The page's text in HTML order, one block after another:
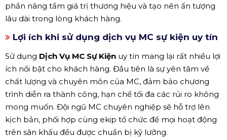
phần nâng tầm giá trị thương hiệu và tạo nên ấn tượng
lâu dài trong lòng khách hàng.
Lợi ích khi sử dụng dịch vụ MC sự kiện uy tín
Sử dụng Dịch Vụ MC Sự Kiện uy tín mang lại rất nhiều lợi
ích nổi bật cho khách hàng. Đầu tiên là sự yên tâm về
chất lượng và chuyên môn của MC, đảm bảo chương
trình diễn ra thành công, hạn chế tối đa các rủi ro không
mong muốn. Đội ngũ MC chuyên nghiệp sẽ hỗ trợ lên
kịch bản, phối hợp cùng ekip tổ chức để mọi hoạt động
trên sân khấu đều được chuẩn bị kỹ lưỡng.